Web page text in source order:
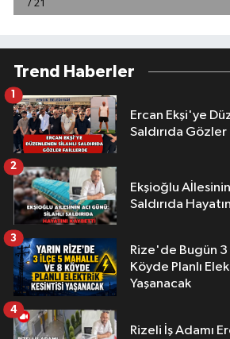
Trend Haberler
Ercan Ekşi'ye Düzenlenen Silahlı
Saldırıda
1
Ekşioğlu Aİlesinin
Saldırıda
2
Rize'de Bugün
Köyde Planlı
Yaşanacak
3
Rizeli İş Adamı
4